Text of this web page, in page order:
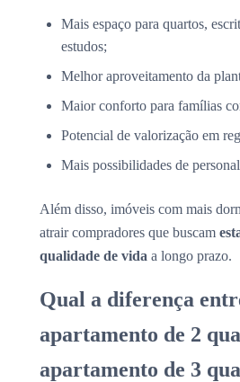
Mais espaço para quartos,
estudos;
Melhor aproveitamento da
Maior conforto para famílias
Potencial de valorização em
Mais possibilidades de
Além disso, imóveis com mais
atrair compradores que buscam
qualidade de vida a longo prazo.
Qual a diferença
apartamento de 2
apartamento de 3